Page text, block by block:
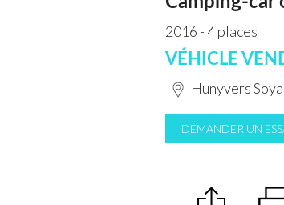
2016 - 4 places
VÉHICLE
Hunyvers
DEMANDER UN